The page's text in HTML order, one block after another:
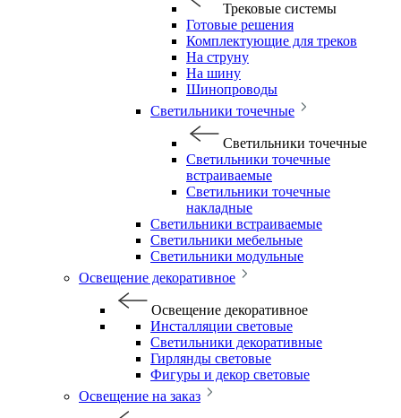
Трековые системы
Готовые решения
Комплектующие для треков
На струну
На шину
Шинопроводы
Светильники точечные
Светильники точечные
Светильники точечные
встраиваемые
Светильники точечные
накладные
Светильники встраиваемые
Светильники мебельные
Светильники модульные
Освещение декоративное
Освещение декоративное
Инсталляции световые
Светильники декоративные
Гирлянды световые
Фигуры и декор световые
Освещение на заказ